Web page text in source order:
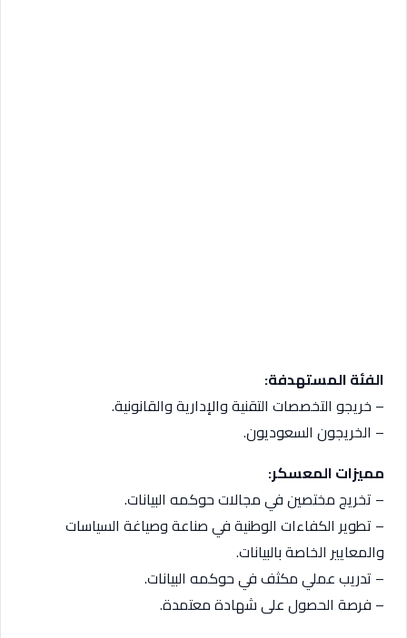
الفئة المستهدفة:
– خريجو التخصصات التقنية والإدارية والقانونية.
– الخريجون السعوديون.
مميزات المعسكر:
– تخريج مختصين في مجالات حوكمه البيانات.
– تطوير الكفاءات الوطنية في صناعة وصياغة السياسات
والمعايير الخاصة بالبيانات.
– تدريب عملي مكثف في حوكمه البيانات.
– فرصة الحصول على شهادة معتمدة.